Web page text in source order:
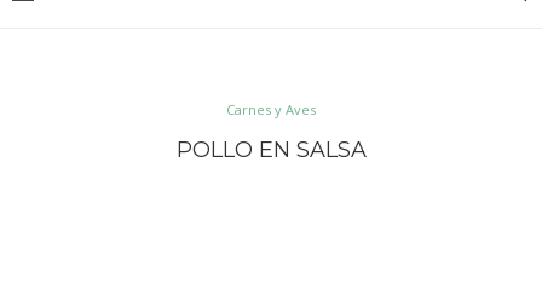
Carnes y Aves
POLLO EN SALSA